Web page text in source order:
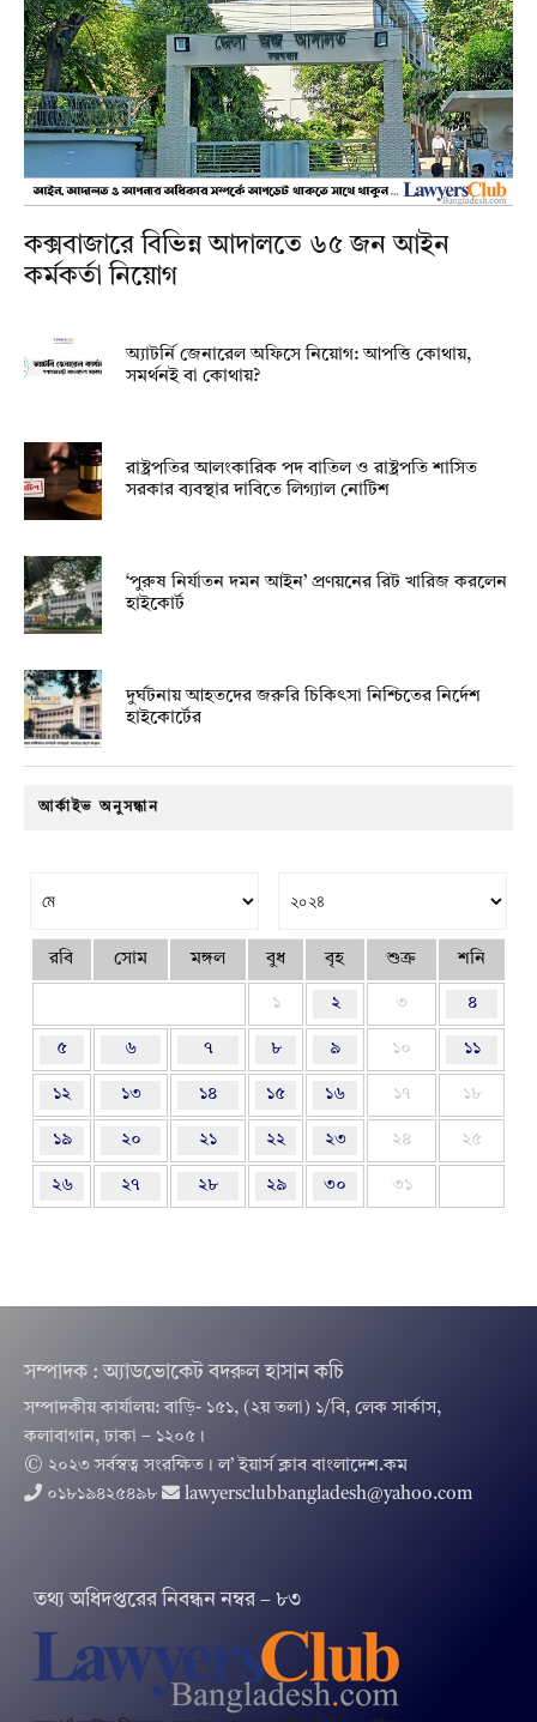
কক্সবাজারে বিভিন্ন আদালতে ৬৫ জন আইন
কর্মকর্তা নিয়োগ
অ্যাটর্নি জেনারেল অফিসে নিয়োগ: আপত্তি কোথায়,
সমর্থনই বা কোথায়?
রাষ্ট্রপতির আলংকারিক পদ বাতিল ও রাষ্ট্রপতি শাসিত
সরকার ব্যবস্থার দাবিতে লিগ্যাল নোটিশ
‘পুরুষ নির্যাতন দমন আইন’ প্রণয়নের রিট খারিজ করলেন
হাইকোর্ট
দুর্ঘটনায় আহতদের জরুরি চিকিৎসা নিশ্চিতের নির্দেশ
হাইকোর্টের
আর্কাইভ অনুসন্ধান
রবি সোম মঙ্গল বুধ বৃহ শুক্র শনি
১ ২ ৩ ৪
৫ ৬ ৭ ৮ ৯ ১০ ১১
১২ ১৩ ১৪ ১৫ ১৬ ১৭ ১৮
১৯ ২০ ২১ ২২ ২৩ ২৪ ২৫
২৬ ২৭ ২৮ ২৯ ৩০ ৩১
সম্পাদক : অ্যাডভোকেট বদরুল হাসান কচি
সম্পাদকীয় কার্যালয়: বাড়ি- ১৫১, (২য় তলা) ১/বি, লেক সার্কাস,
কলাবাগান, ঢাকা – ১২০৫।
© ২০২৩ সর্বস্বত্ব সংরক্ষিত । ল’ ইয়ার্স ক্লাব বাংলাদেশ.কম
০১৮১৯৪২৫৪৯৮
lawyersclubbangladesh@yahoo.com
তথ‌্য অ‌ধিদপ্ত‌রের নিবন্ধন নম্বর – ৮৩